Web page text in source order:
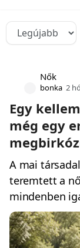
Nők
bonka 2
Egy
még egy
A mai
teremtett a
mindenben